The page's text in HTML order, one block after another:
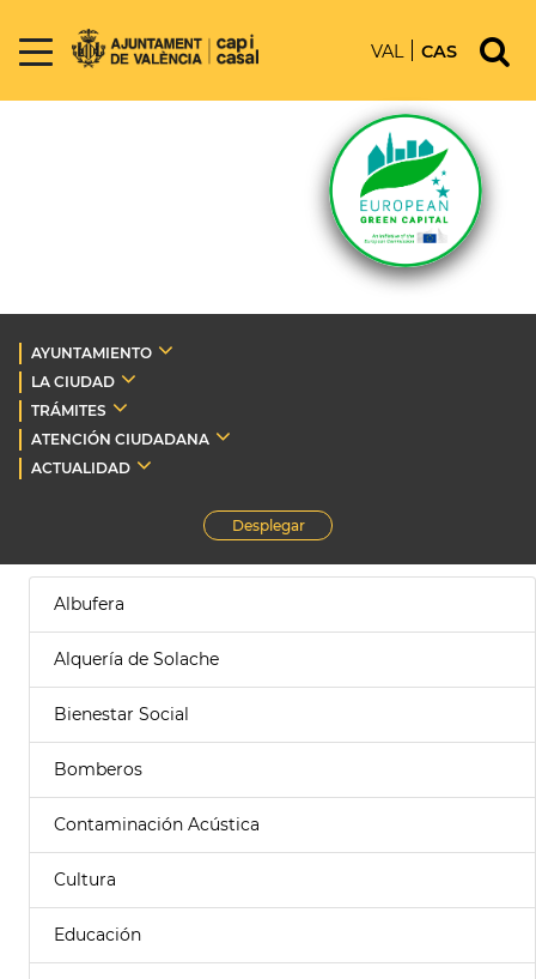
VAL CAS
AYUNTAMIENTO
LA CIUDAD
TRÁMITES
ATENCIÓN CIUDADANA
ACTUALIDAD
Desplegar
Albufera
Alquería de Solache
Bienestar Social
Bomberos
Contaminación Acústica
Cultura
Educación